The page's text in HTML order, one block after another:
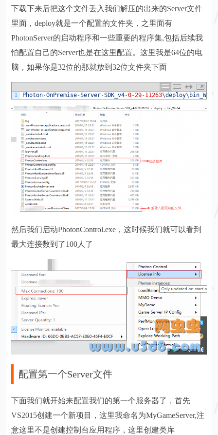
下载下来后把这个文件丢入我们解压的出来的Server文件
里面，deploy就是一个配置的文件夹，之里面有
PhotonServer的启动程序和一些重要的程序集,包括后续我
怕配置自己的Server也是在这里配置。这里我是64位的电
脑，如果你是32位的那就放到32位文件夹下面
1 Photon-OnPremise-Server-SDK_v4-0-29-11263\deploy\
然后我们启动PhotonControl.exe，这时候我们就可以看到
最大连接数到了100人了
配置第一个Server文件
下面我们就开始来配置我们的第一个服务器了，首先
VS2015创建一个新项目，这里我命名为MyGameServer,注
意这里不是创建控制台应用程序，这里创建类库